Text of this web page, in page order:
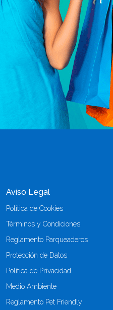
Aviso Legal
Política de Cookies
Términos y Condiciones
Reglamento Parqueaderos
Protección de Datos
Política de Privacidad
Medio Ambiente
Reglamento Pet Friendly